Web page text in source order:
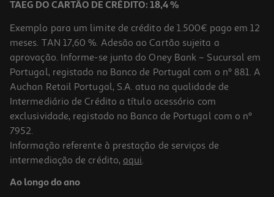
TAEG DO CARTÃO DE CRÉDITO: 18,4 %
Exemplo para um limite de crédito de 1.500€ pago em 12
meses. TAN 17,60 %. Adesão ao Cartão sujeita a
aprovação. Informe-se junto do Oney Bank – Sucursal em
Portugal, registado no Banco de Portugal com o nº 881. A
Auchan Retail Portugal, S.A. atua na qualidade de
Intermediário de Crédito a título acessório com
exclusividade, registado no Banco de Portugal com o nº
7952.
Informação referente à prestação de serviços de
intermediação de crédito, aqui.
Ao longo do ano